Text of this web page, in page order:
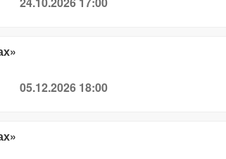
05.12.2026 18:00